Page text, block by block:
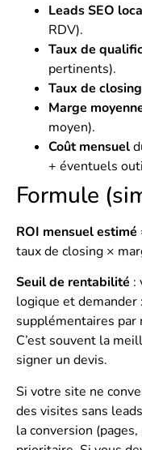
Leads SEO
RDV).
Taux de
pertinents).
Taux de closing
Marge
moyen).
Coût mensuel
+ éventuels
Formule
ROI mensuel estimé
taux de closing ×
Seuil de rentabilité :
logique et demander
supplémentaires
C’est souvent la
signer un devis.
Si votre site ne
des visites sans
la conversion